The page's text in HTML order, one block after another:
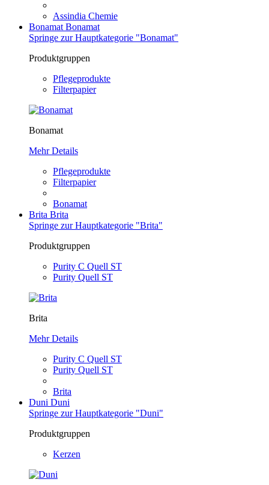
Assindia Chemie
Bonamat Bonamat
Springe zur Hauptkategorie "Bonamat"
Produktgruppen
Pflegeprodukte
Filterpapier
Bonamat
Mehr Details
Pflegeprodukte
Filterpapier
Bonamat
Brita Brita
Springe zur Hauptkategorie "Brita"
Produktgruppen
Purity C Quell ST
Purity Quell ST
Brita
Mehr Details
Purity C Quell ST
Purity Quell ST
Brita
Duni Duni
Springe zur Hauptkategorie "Duni"
Produktgruppen
Kerzen